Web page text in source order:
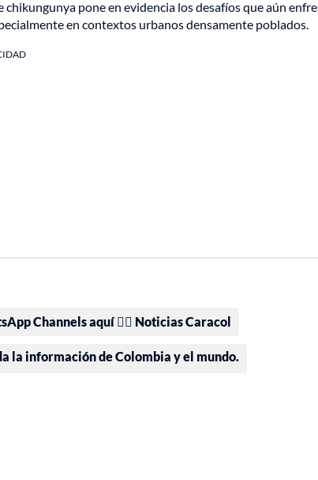
pone en evidencia los desafíos que aún
en contextos urbanos densamente poblados.
Channels aquí 👉🏻 Noticias Caracol
la información de Colombia y el mundo.